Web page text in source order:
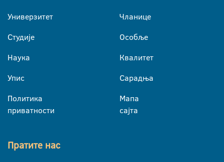
Универзитет
Студије
Наука
Упис
Политика
приватности
Чланице
Особље
Квалитет
Сарадња
Мапа
сајта
Пратите нас